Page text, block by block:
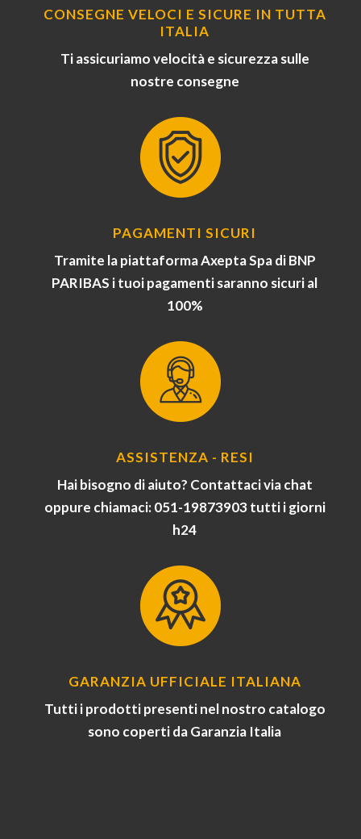
CONSEGNE VELOCI E SICURE IN TUTTA
ITALIA
Ti assicuriamo velocità e sicurezza sulle
nostre consegne
PAGAMENTI SICURI
Tramite la piattaforma Axepta Spa di BNP
PARIBAS i tuoi pagamenti saranno sicuri al
100%
ASSISTENZA - RESI
Hai bisogno di aiuto? Contattaci via chat
oppure chiamaci: 051-19873903 tutti i giorni
h24
GARANZIA UFFICIALE ITALIANA
Tutti i prodotti presenti nel nostro catalogo
sono coperti da Garanzia Italia